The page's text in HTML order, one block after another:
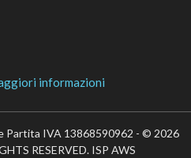
informazioni
Partita IVA 13868590962 - © 2026
RESERVED. ISP AWS